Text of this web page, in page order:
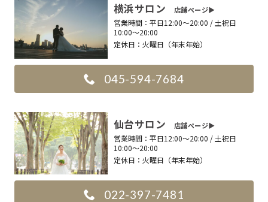
横浜サロン 店舗ページ▶︎
営業時間： 平日12:00〜20:00 / 土祝日
10:00〜20:00
定休日： 火曜日（年末年始）
045-594-7684
仙台サロン 店舗ページ▶︎
営業時間： 平日12:00〜20:00 / 土祝日
10:00〜20:00
定休日： 火曜日（年末年始）
022-397-7481